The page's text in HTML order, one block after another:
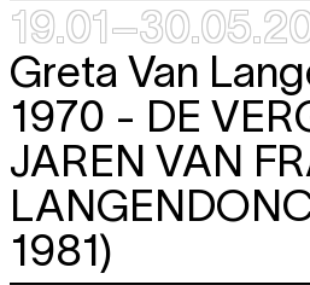
Greta Van
1970 - DE
JAREN VAN
1981)